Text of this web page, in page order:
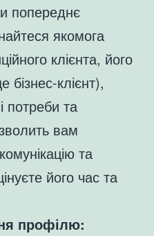
попереднє
якомога
клієнта, його
клієнт),
потреби та
вам
та
його час та
профілю: